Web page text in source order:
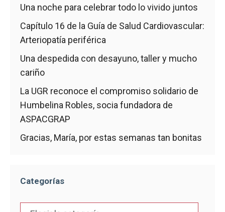
Una noche para celebrar todo lo vivido juntos
Capítulo 16 de la Guía de Salud Cardiovascular:
Arteriopatía periférica
Una despedida con desayuno, taller y mucho
cariño
La UGR reconoce el compromiso solidario de
Humbelina Robles, socia fundadora de
ASPACGRAP
Gracias, María, por estas semanas tan bonitas
Categorías
Categorías